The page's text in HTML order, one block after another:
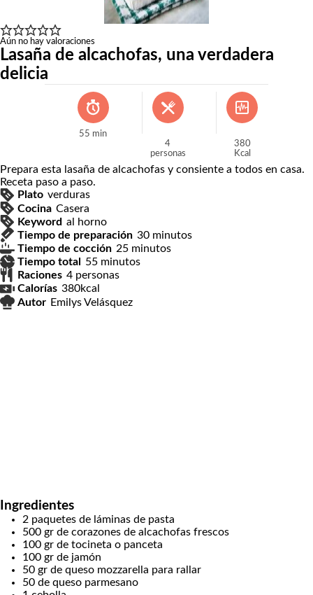
Aún no hay valoraciones
Lasaña de alcachofas, una verdadera
delicia
55 min
4
personas
380
Kcal
Prepara esta lasaña de alcachofas y consiente a todos en casa.
Receta paso a paso.
Plato verduras
Cocina Casera
Keyword al horno
Tiempo de preparación 30minutos
minutos
Tiempo de cocción 25minutos
minutos
Tiempo total
55minutos
minutos
Raciones 4 personas
Calorías 380kcal
Autor Emilys Velásquez
Ingredientes
2 paquetes de láminas de pasta
500 gr de corazones de alcachofas frescos
100 gr de tocineta o panceta
100 gr de jamón
50 gr de queso mozzarella para rallar
50 de queso parmesano